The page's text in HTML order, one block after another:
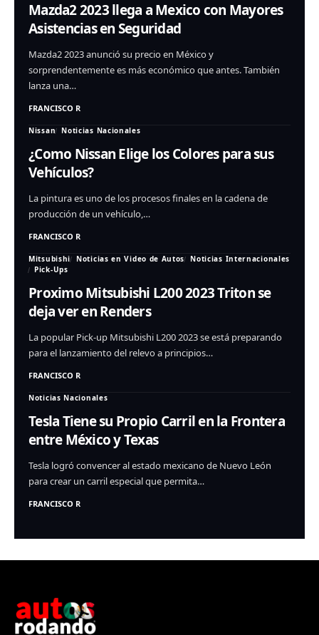
Mazda2 2023 llega a Mexico con Mayores
Asistencias en Seguridad
Mazda2 2023 anunció su precio en México y
sorprendentemente es más económico que antes. También
lanza una…
FRANCISCO R
Nissan Noticias Nacionales
¿Como Nissan Elige los Colores para sus
Vehículos?
La pintura es uno de los procesos finales en la cadena de
producción de un vehículo,…
FRANCISCO R
Mitsubishi Noticias en Video de Autos
Noticias Internacionales
Pick-Ups
Proximo Mitsubishi L200 2023 Triton se
deja ver en Renders
La popular Pick-up Mitsubishi L200 2023 se está preparando
para el lanzamiento del relevo a principios…
FRANCISCO R
Noticias Nacionales
Tesla Tiene su Propio Carril en la Frontera
entre México y Texas
Tesla logró convencer al estado mexicano de Nuevo León
para crear un carril especial que permita…
FRANCISCO R